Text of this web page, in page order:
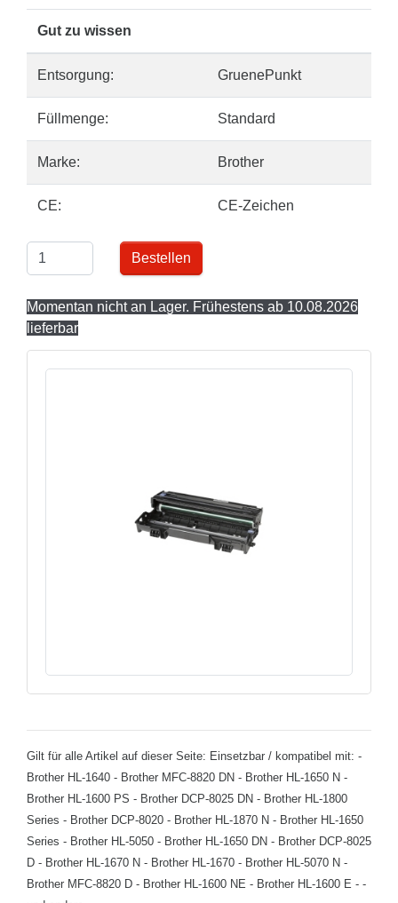
Gut zu wissen
Entsorgung: GruenePunkt
Füllmenge: Standard
Marke: Brother
CE: CE-Zeichen
Bestellen
Momentan nicht an Lager. Frühestens ab 10.08.2026
lieferbar
Gilt für alle Artikel auf dieser Seite: Einsetzbar / kompatibel mit: -
Brother HL-1640 - Brother MFC-8820 DN - Brother HL-1650 N -
Brother HL-1600 PS - Brother DCP-8025 DN - Brother HL-1800
Series - Brother DCP-8020 - Brother HL-1870 N - Brother HL-1650
Series - Brother HL-5050 - Brother HL-1650 DN - Brother DCP-8025
D - Brother HL-1670 N - Brother HL-1670 - Brother HL-5070 N -
Brother MFC-8820 D - Brother HL-1600 NE - Brother HL-1600 E - -